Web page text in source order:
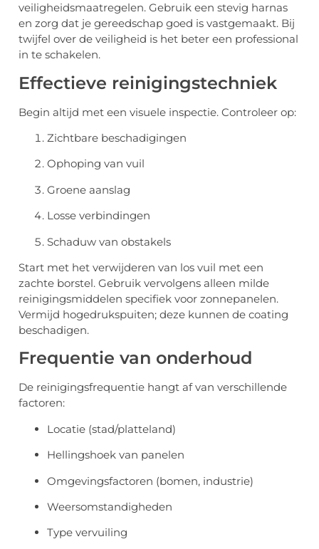
veiligheidsmaatregelen. Gebruik een stevig harnas
en zorg dat je gereedschap goed is vastgemaakt. Bij
twijfel over de veiligheid is het beter een professional
in te schakelen.
Effectieve reinigingstechniek
Begin altijd met een visuele inspectie. Controleer op:
Zichtbare beschadigingen
Ophoping van vuil
Groene aanslag
Losse verbindingen
Schaduw van obstakels
Start met het verwijderen van los vuil met een
zachte borstel. Gebruik vervolgens alleen milde
reinigingsmiddelen specifiek voor zonnepanelen.
Vermijd hogedrukspuiten; deze kunnen de coating
beschadigen.
Frequentie van onderhoud
De reinigingsfrequentie hangt af van verschillende
factoren:
Locatie (stad/platteland)
Hellingshoek van panelen
Omgevingsfactoren (bomen, industrie)
Weersomstandigheden
Type vervuiling